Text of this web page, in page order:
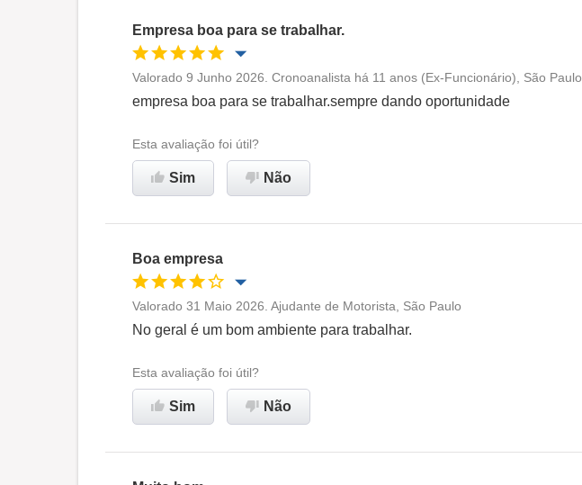
Empresa boa para se trabalhar.
Oportunidade de promoção
Ambiente de trabalho
Conciliação com a vida familiar
Recomenda esta empresa
Valorado 9 Junho 2026. Cronoanalista há 11 anos (Ex-Funcionário), São Paulo
empresa boa para se trabalhar.sempre dando oportunidade
Esta avaliação foi útil?
Sim Não
Boa empresa
Oportunidade de promoção
Ambiente de trabalho
Conciliação com a vida familiar
Recomenda esta empresa
Valorado 31 Maio 2026. Ajudante de Motorista, São Paulo
No geral é um bom ambiente para trabalhar.
Esta avaliação foi útil?
Sim Não